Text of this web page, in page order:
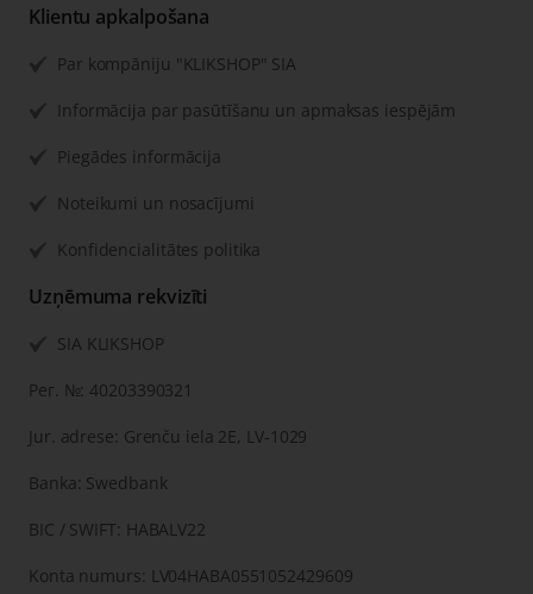
Klientu apkalpošana
Par kompāniju "KLIKSHOP" SIA
Informācija par pasūtīšanu un apmaksas iespējām
Piegādes informācija
Noteikumi un nosacījumi
Konfidencialitātes politika
Uzņēmuma rekvizīti
SIA KLIKSHOP
Рег. №: 40203390321
Jur. adrese: Grenču iela 2E, LV-1029
Banka: Swedbank
BIC / SWIFT: HABALV22
Konta numurs: LV04HABA0551052429609